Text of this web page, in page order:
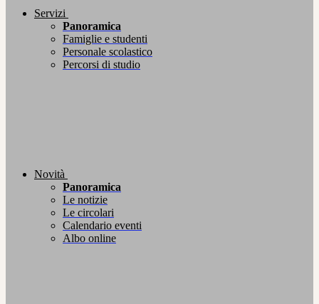
Servizi
Panoramica
Famiglie e studenti
Personale scolastico
Percorsi di studio
Novità
Panoramica
Le notizie
Le circolari
Calendario eventi
Albo online